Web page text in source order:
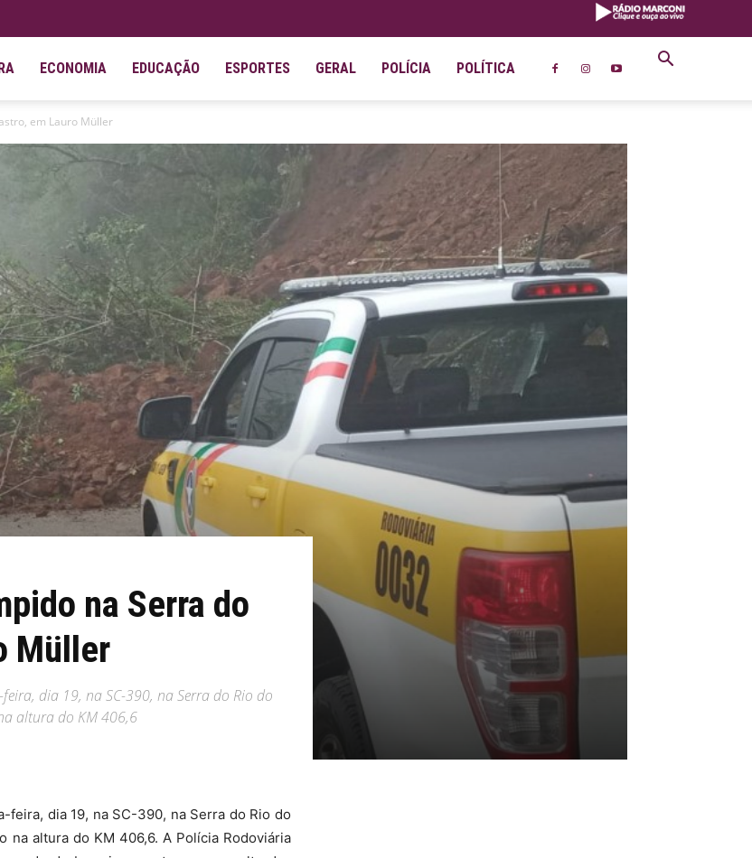
ECONOMIA EDUCAÇÃO ESPORTES GERAL POLÍCIA POLÍTICA
em Lauro Müller
na Serra do
Müller
dia 19, na SC-390, na Serra do Rio do
altura do KM 406,6
feira, dia 19, na SC-390, na Serra do Rio do
na altura do KM 406,6. A Polícia Rodoviária